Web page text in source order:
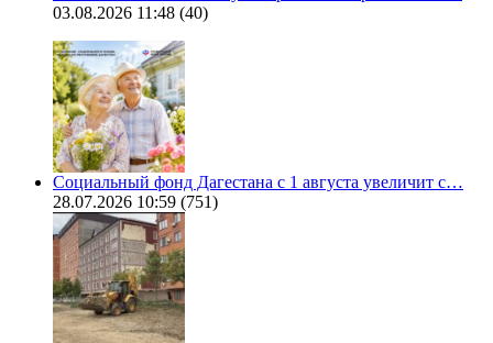
03.08.2026 11:48 (40)
Социальный фонд Дагестана с 1 августа увеличит с…
28.07.2026 10:59 (751)